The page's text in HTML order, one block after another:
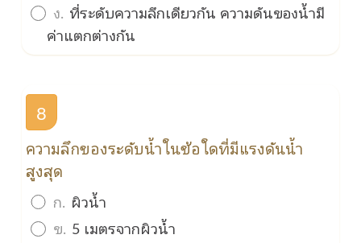
ง. ที่ระดับความลึกเดียวกัน ความดันของน้ำมี
ค่าแตกต่างกัน
8
ความลึกของระดับน้ำในข้อใดที่มีแรงดันน้ำ
สูงสุด
ก. ผิวน้ำ
ข. 5 เมตรจากผิวน้ำ